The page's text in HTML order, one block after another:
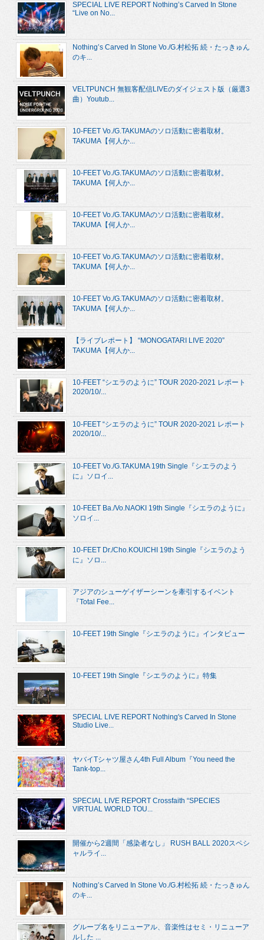
SPECIAL LIVE REPORT Nothing’s Carved In Stone
“Live on No...
Nothing’s Carved In Stone Vo./G.村松拓 続・たっきゅん
のキ...
VELTPUNCH 無観客配信LIVEのダイジェスト版（厳選3
曲）Youtub...
10-FEET Vo./G.TAKUMAのソロ活動に密着取材。
TAKUMA【何人か...
10-FEET Vo./G.TAKUMAのソロ活動に密着取材。
TAKUMA【何人か...
10-FEET Vo./G.TAKUMAのソロ活動に密着取材。
TAKUMA【何人か...
10-FEET Vo./G.TAKUMAのソロ活動に密着取材。
TAKUMA【何人か...
10-FEET Vo./G.TAKUMAのソロ活動に密着取材。
TAKUMA【何人か...
【ライブレポート】 “MONOGATARI LIVE 2020”
TAKUMA【何人か...
10-FEET “シエラのように” TOUR 2020-2021 レポート
2020/10/...
10-FEET “シエラのように” TOUR 2020-2021 レポート
2020/10/...
10-FEET Vo./G.TAKUMA 19th Single『シエラのよう
に』ソロイ...
10-FEET Ba./Vo.NAOKI 19th Single『シエラのように』
ソロイ...
10-FEET Dr./Cho.KOUICHI 19th Single『シエラのよう
に』ソロ...
アジアのシューゲイザーシーンを牽引するイベント
『Total Fee...
10-FEET 19th Single『シエラのように』インタビュー
10-FEET 19th Single『シエラのように』特集
SPECIAL LIVE REPORT Nothing's Carved In Stone
Studio Live...
ヤバイTシャツ屋さん4th Full Album『You need the
Tank-top...
SPECIAL LIVE REPORT Crossfaith “SPECIES
VIRTUAL WORLD TOU...
開催から2週間「感染者なし」 RUSH BALL 2020スペシ
ャルライ...
Nothing’s Carved In Stone Vo./G.村松拓 続・たっきゅん
のキ...
グループ名をリニューアル、音楽性はセミ・リニューア
ルした ...